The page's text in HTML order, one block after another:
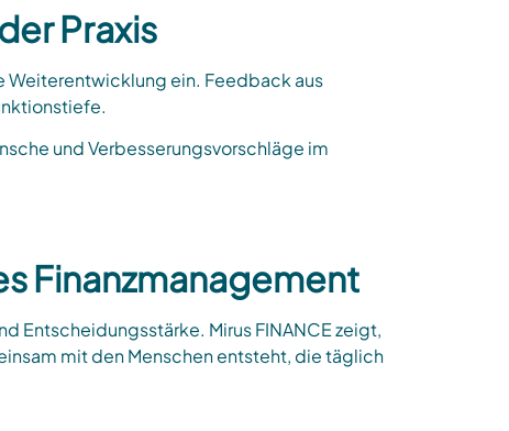
Praxis
Weiterentwicklung ein. Feedback aus
und Verbesserungsvorschläge im
Finanzmanagement
Entscheidungsstärke. Mirus FINANCE zeigt,
mit den Menschen entsteht, die täglich